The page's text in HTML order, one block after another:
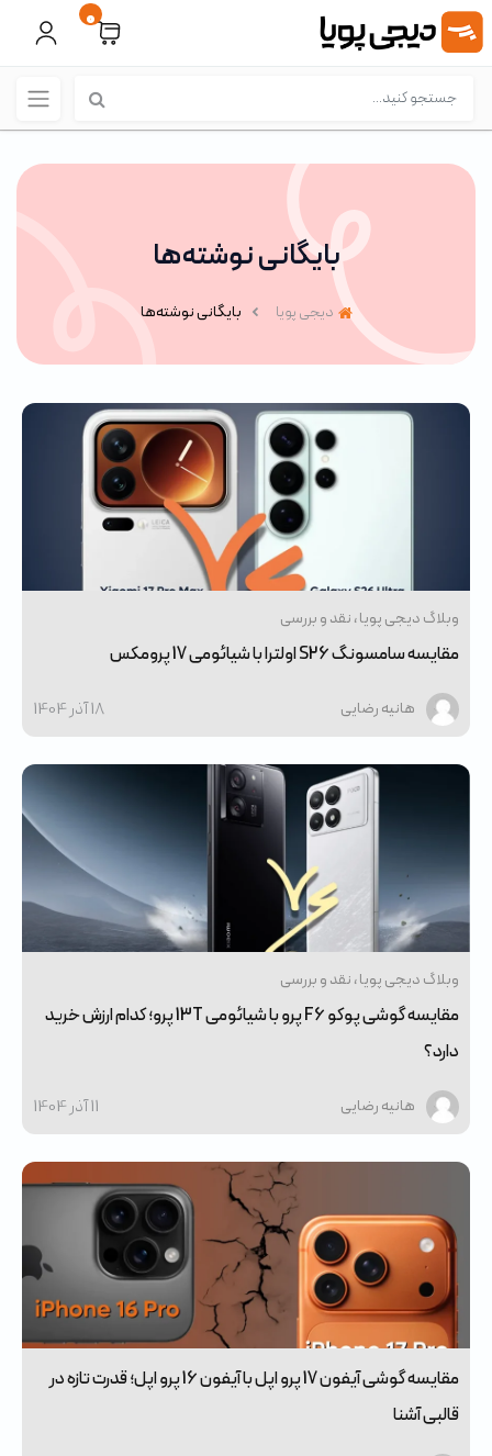
0
بایگانی نوشته‌ها
دیجی پویا بایگانی نوشته‌ها
وبلاگ دیجی پویا نقد و بررسی
مقایسه سامسونگ S26 اولترا با شیائومی 17 پرومکس
هانیه رضایی 18 آذر 1404
وبلاگ دیجی پویا نقد و بررسی
مقایسه گوشی پوکو F6 پرو با شیائومی 13T پرو؛ کدام ارزش خرید
دارد؟
هانیه رضایی 11 آذر 1404
مقایسه گوشی آیفون 17 پرو اپل با آیفون 16 پرو اپل؛ قدرت تازه در
قالبی آشنا